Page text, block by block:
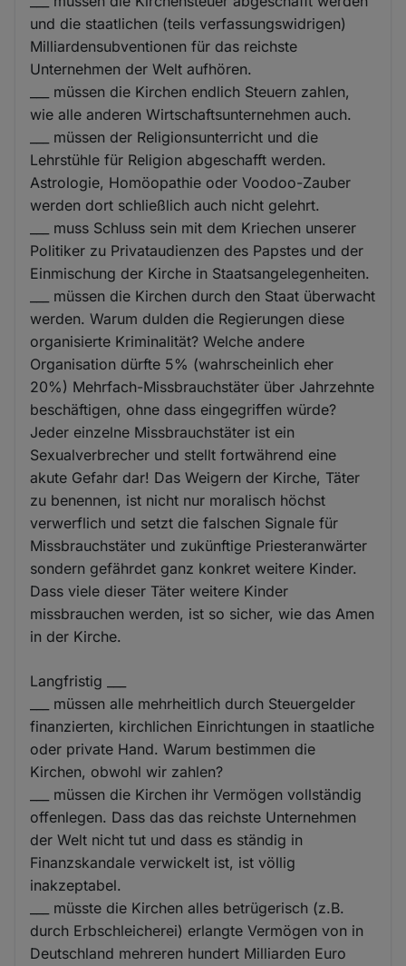
und die staatlichen (teils verfassungswidrigen)
Milliardensubventionen für das reichste
Unternehmen der Welt aufhören.
___ müssen die Kirchen endlich Steuern zahlen,
wie alle anderen Wirtschaftsunternehmen auch.
___ müssen der Religionsunterricht und die
Lehrstühle für Religion abgeschafft werden.
Astrologie, Homöopathie oder Voodoo-Zauber
werden dort schließlich auch nicht gelehrt.
___ muss Schluss sein mit dem Kriechen unserer
Politiker zu Privataudienzen des Papstes und der
Einmischung der Kirche in Staatsangelegenheiten.
___ müssen die Kirchen durch den Staat überwacht
werden. Warum dulden die Regierungen diese
organisierte Kriminalität? Welche andere
Organisation dürfte 5% (wahrscheinlich eher
20%) Mehrfach-Missbrauchstäter über Jahrzehnte
beschäftigen, ohne dass eingegriffen würde?
Jeder einzelne Missbrauchstäter ist ein
Sexualverbrecher und stellt fortwährend eine
akute Gefahr dar! Das Weigern der Kirche, Täter
zu benennen, ist nicht nur moralisch höchst
verwerflich und setzt die falschen Signale für
Missbrauchstäter und zukünftige Priesteranwärter
sondern gefährdet ganz konkret weitere Kinder.
Dass viele dieser Täter weitere Kinder
missbrauchen werden, ist so sicher, wie das Amen
in der Kirche.
Langfristig ___
___ müssen alle mehrheitlich durch Steuergelder
finanzierten, kirchlichen Einrichtungen in staatliche
oder private Hand. Warum bestimmen die
Kirchen, obwohl wir zahlen?
___ müssen die Kirchen ihr Vermögen vollständig
offenlegen. Dass das das reichste Unternehmen
der Welt nicht tut und dass es ständig in
Finanzskandale verwickelt ist, ist völlig
inakzeptabel.
___ müsste die Kirchen alles betrügerisch (z.B.
durch Erbschleicherei) erlangte Vermögen von in
Deutschland mehreren hundert Milliarden Euro